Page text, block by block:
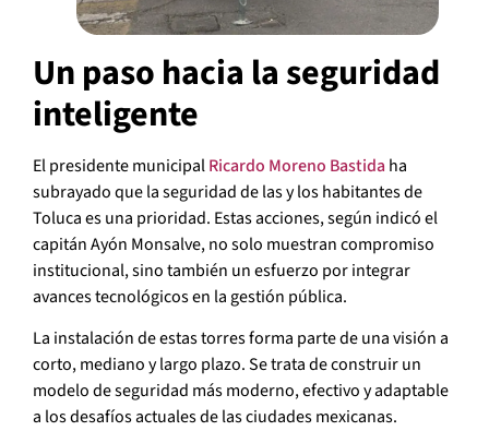
Un paso hacia la seguridad
inteligente
El presidente municipalRicardo Moreno Bastida ha
subrayado que la seguridad de las y los habitantes de
Toluca es una prioridad. Estas acciones, según indicó el
capitán Ayón Monsalve, no solo muestran compromiso
institucional, sino también un esfuerzo por integrar
avances tecnológicos en la gestión pública.
La instalación de estas torres forma parte de una visión a
corto, mediano y largo plazo. Se trata de construir un
modelo de seguridad más moderno, efectivo y adaptable
a los desafíos actuales de las ciudades mexicanas.